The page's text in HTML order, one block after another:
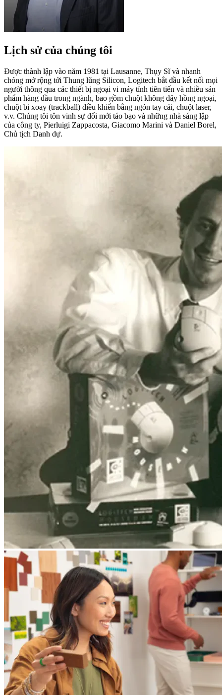
Lịch sử của chúng tôi
Được thành lập vào năm 1981 tại Lausanne, Thụy Sĩ và nhanh
chóng mở rộng tới Thung lũng Silicon, Logitech bắt đầu kết nối mọi
người thông qua các thiết bị ngoại vi máy tính tiên tiến và nhiều sản
phẩm hàng đầu trong ngành, bao gồm chuột không dây hồng ngoại,
chuột bi xoay (trackball) điều khiển bằng ngón tay cái, chuột laser,
v.v. Chúng tôi tôn vinh sự đổi mới táo bạo và những nhà sáng lập
của công ty, Pierluigi Zappacosta, Giacomo Marini và Daniel Borel,
Chủ tịch Danh dự.